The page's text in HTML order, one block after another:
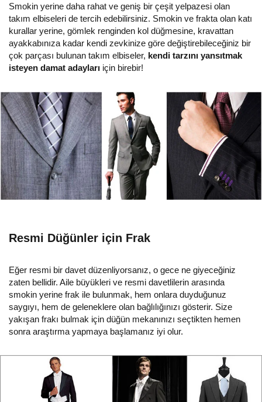
Smokin yerine daha rahat ve geniş bir çeşit yelpazesi olan
takım elbiseleri de tercih edebilirsiniz. Smokin ve frakta olan katı
kurallar yerine, gömlek renginden kol düğmesine, kravattan
ayakkabınıza kadar kendi zevkinize göre değiştirebileceğiniz bir
çok parçası bulunan takım elbiseler, kendi tarzını yansıtmak
isteyen damat adayları için birebir!
Resmi Düğünler için Frak
Eğer resmi bir davet düzenliyorsanız, o gece ne giyeceğiniz
zaten bellidir. Aile büyükleri ve resmi davetlilerin arasında
smokin yerine frak ile bulunmak, hem onlara duyduğunuz
saygıyı, hem de geleneklere olan bağlılığınızı gösterir. Size
yakışan frakı bulmak için düğün mekanınızı seçtikten hemen
sonra araştırma yapmaya başlamanız iyi olur.